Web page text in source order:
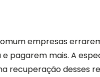
empresas
pagarem mais. A
recuperação desses